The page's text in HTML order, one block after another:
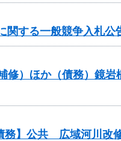
する一般競争入札公
修）ほか（債務）鏡岩
】公共 広域河川改修